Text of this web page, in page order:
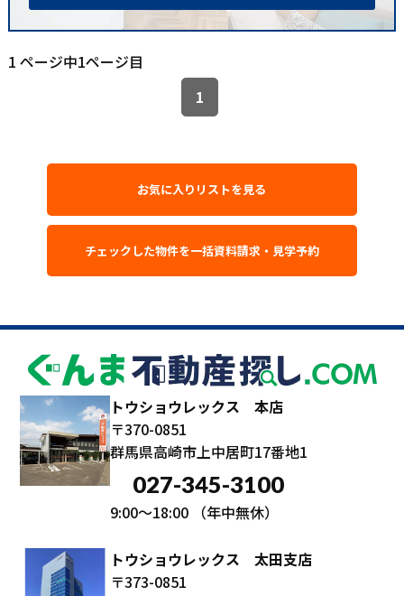
1 ページ中1ページ目
1
お気に入りリストを見る
トウショウレックス 本店
〒370-0851
群馬県高崎市上中居町17番地1
027-345-3100
9:00～18:00 （年中無休）
トウショウレックス 太田支店
〒373-0851